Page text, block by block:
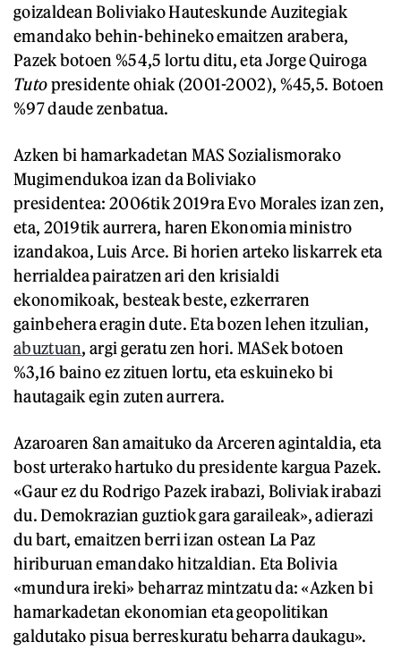
goizaldean Boliviako Hauteskunde Auzitegiak
emandako behin-behineko emaitzen arabera,
Pazek botoen %54,5 lortu ditu, eta Jorge Quiroga
Tutopresidente ohiak (2001-2002), %45,5. Botoen
%97 daude zenbatua.
Azken bi hamarkadetan MAS Sozialismorako
Mugimendukoa izan da Boliviako
presidentea: 2006tik 2019ra Evo Morales izan zen,
eta, 2019tik aurrera, haren Ekonomia ministro
izandakoa, Luis Arce. Bi horien arteko liskarrek eta
herrialdea pairatzen ari den krisialdi
ekonomikoak, besteak beste, ezkerraren
gainbehera eragin dute. Eta bozen lehen itzulian,
abuztuan, argi geratu zen hori. MASek botoen
%3,16 baino ez zituen lortu, eta eskuineko bi
hautagaik egin zuten aurrera.
Azaroaren 8an amaituko da Arceren agintaldia, eta
bost urterako hartuko du presidente kargua Pazek.
«Gaur ez du Rodrigo Pazek irabazi, Boliviak irabazi
du. Demokrazian guztiok gara garaileak», adierazi
du bart, emaitzen berri izan ostean La Paz
hiriburuan emandako hitzaldian. Eta Bolivia
«mundura ireki» beharraz mintzatu da: «Azken bi
hamarkadetan ekonomian eta geopolitikan
galdutako pisua berreskuratu beharra daukagu».